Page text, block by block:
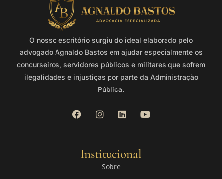
O nosso escritório surgiu do ideal elaborado pelo
advogado Agnaldo Bastos em ajudar especialmente os
concurseiros, servidores públicos e militares que sofrem
ilegalidades e injustiças por parte da Administração
Pública.
Institucional
Sobre